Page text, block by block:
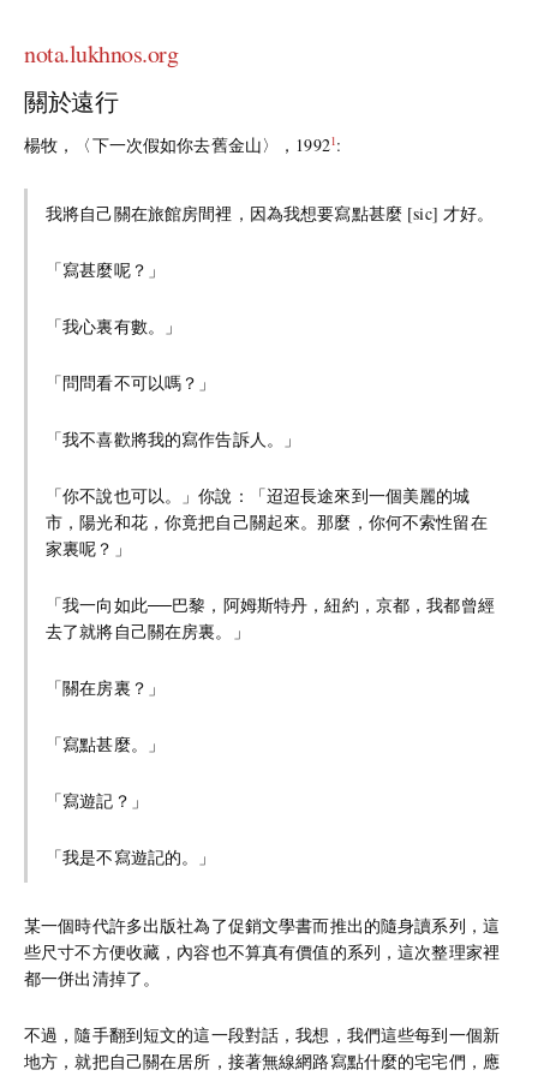
nota.lukhnos.org
關於遠行
楊牧，〈下一次假如你去舊金山〉，19921:
我將自己關在旅館房間裡，因為我想要寫點甚麼 [sic] 才好。
「寫甚麼呢？」
「我心裏有數。」
「問問看不可以嗎？」
「我不喜歡將我的寫作告訴人。」
「你不說也可以。」你說：「迢迢長途來到一個美麗的城
市，陽光和花，你竟把自己關起來。那麼，你何不索性留在
家裏呢？」
「我一向如此──巴黎，阿姆斯特丹，紐約，京都，我都曾經
去了就將自己關在房裏。」
「關在房裏？」
「寫點甚麼。」
「寫遊記？」
「我是不寫遊記的。」
某一個時代許多出版社為了促銷文學書而推出的隨身讀系列，這
些尺寸不方便收藏，內容也不算真有價值的系列，這次整理家裡
都一併出清掉了。
不過，隨手翻到短文的這一段對話，我想，我們這些每到一個新
地方，就把自己關在居所，接著無線網路寫點什麼的宅宅們，應